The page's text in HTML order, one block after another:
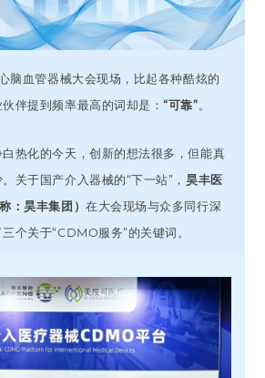
脑血管器械大会现场，比起各种酷炫的
伴提到频率最高的词却是：“可靠”。
热化的今天，创新的想法很多，但能真
关于国产介入器械的“下一站”， 昊丰医
：昊丰集团）在大会现场与众多同行深
个关于“CDMO服务”的关键词。